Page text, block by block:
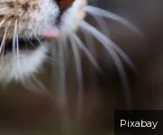
Pixabay